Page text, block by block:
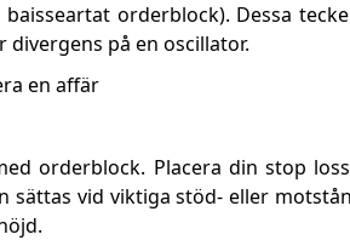
orderblock). Dessa
divergens på en oscillator.
orderblock. Placera din stop
vid viktiga stöd- eller